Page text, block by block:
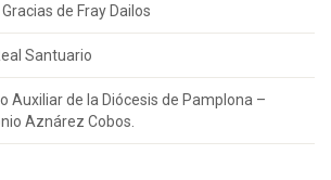
de Fray Dailos
Santuario
Auxiliar de la Diócesis de Pamplona –
Aznárez Cobos.